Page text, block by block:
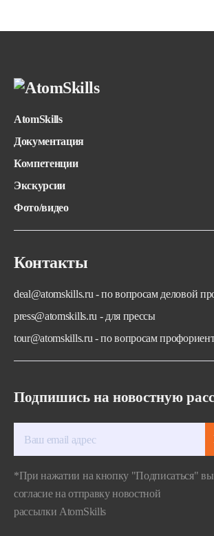
AtomSkills
Документация
Компетенции
Экскурсии
Фото/видео
Контакты
deal@atomskills.ru - по вопросам деловой
press@atomskills.ru - для прессы
tour@atomskills.ru - по вопросам
Подпишись на новостную
*При нажатии на кнопку "Подписаться" вы
согласие на отправку новостной
рассылки AtomSkills